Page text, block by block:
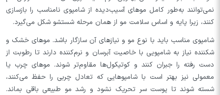
نمی‌توانند به‌طور کامل موهای آسیب‌دیده از شامپوی نامناسب را بازسازی
کنند، زیرا پایه و اساس سلامت مو از همان مرحله شستشو شکل می‌گیرد.
شامپوی مناسب باید با نوع مو و نیازهای آن سازگار باشد. موهای خشک و
شکننده نیاز به شامپویی با خاصیت آبرسان و نرم‌کننده دارند تا رطوبت از
دست رفته را جبران کنند و کوتیکول‌ها مقاوم‌تر شوند. موهای چرب یا
معمولی نیز بهتر است با شامپوهایی که تعادل چربی را حفظ می‌کنند،
شسته شوند تا پوست سر تحریک نشود و رشد مو طبیعی باقی بماند.